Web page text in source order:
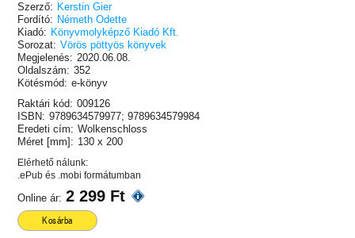
Szerző: Kerstin Gier
Fordító: Németh Odette
Kiadó: Könyvmolyképző Kiadó Kft.
Sorozat: Vörös pöttyös könyvek
Megjelenés: 2020.06.08.
Oldalszám: 352
Kötésmód: e-könyv
Raktári kód: 009126
ISBN: 9789634579977; 9789634579984
Eredeti cím: Wolkenschloss
Méret [mm]: 130 x 200
Elérhető nálunk:
.ePub és .mobi formátumban
Online ár: 2 299 Ft
Kosárba